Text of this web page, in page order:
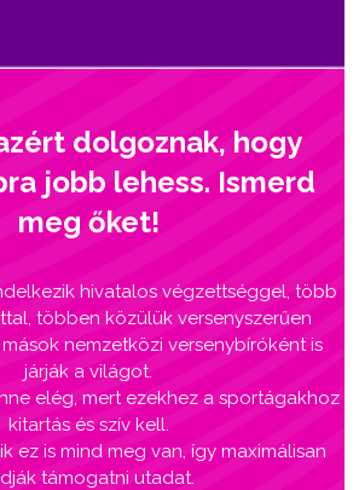
dolgoznak, hogy
jobb lehess. Ismerd
meg őket!
hivatalos végzettséggel, több
többen közülük versenyszerűen
nemzetközi versenybíróként is
járják a világot.
elég, mert ezekhez a sportágakhoz
kitartás és szív kell.
ez is mind meg van, így maximálisan
támogatni utadat.